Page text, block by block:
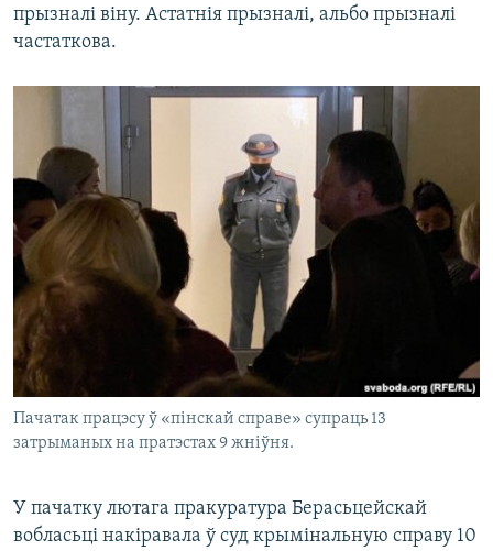
прызналі віну. Астатнія прызналі, альбо прызналі
частаткова.
Пачатак працэсу ў «пінскай справе» супраць 13
затрыманых на пратэстах 9 жніўня.
У пачатку лютага пракуратура Берасьцейскай
вобласьці накіравала ў суд крымінальную справу 10